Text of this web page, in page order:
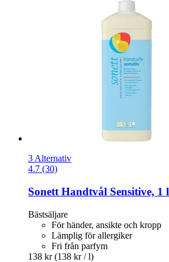
3 Alternativ
4.7 (30)
Sonett Handtvål Sensitive, 1 l
Bästsäljare
För händer, ansikte och kropp
Lämplig för allergiker
Fri från parfym
138 kr (138 kr / l)